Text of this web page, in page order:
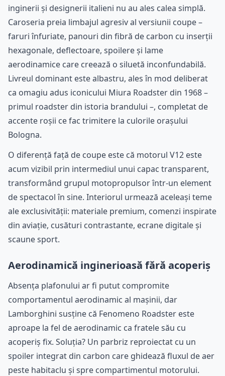
inginerii și designerii italieni nu au ales calea simplă.
Caroseria preia limbajul agresiv al versiunii coupe –
faruri înfuriate, panouri din fibră de carbon cu inserții
hexagonale, deflectoare, spoilere și lame
aerodinamice care creează o siluetă inconfundabilă.
Livreul dominant este albastru, ales în mod deliberat
ca omagiu adus iconicului Miura Roadster din 1968 –
primul roadster din istoria brandului –, completat de
accente roșii ce fac trimitere la culorile orașului
Bologna.
O diferență față de coupe este că motorul V12 este
acum vizibil prin intermediul unui capac transparent,
transformând grupul motopropulsor într-un element
de spectacol în sine. Interiorul urmează aceleași teme
ale exclusivității: materiale premium, comenzi inspirate
din aviație, cusături contrastante, ecrane digitale și
scaune sport.
Aerodinamică inginerioasă fără acoperiș
Absența plafonului ar fi putut compromite
comportamentul aerodinamic al mașinii, dar
Lamborghini susține că Fenomeno Roadster este
aproape la fel de aerodinamic ca fratele său cu
acoperiș fix. Soluția? Un parbriz reproiectat cu un
spoiler integrat din carbon care ghidează fluxul de aer
peste habitaclu și spre compartimentul motorului.